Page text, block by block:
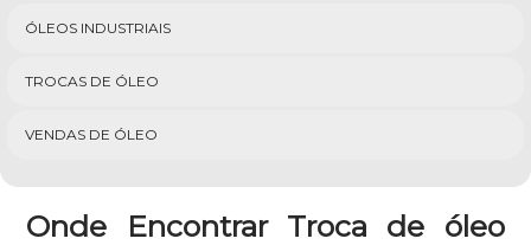
ÓLEOS INDUSTRIAIS
TROCAS DE ÓLEO
VENDAS DE ÓLEO
Onde Encontrar Troca de óleo